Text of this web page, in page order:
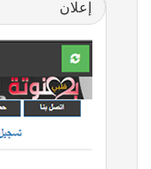
إعلان